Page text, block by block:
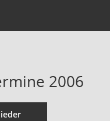
2006